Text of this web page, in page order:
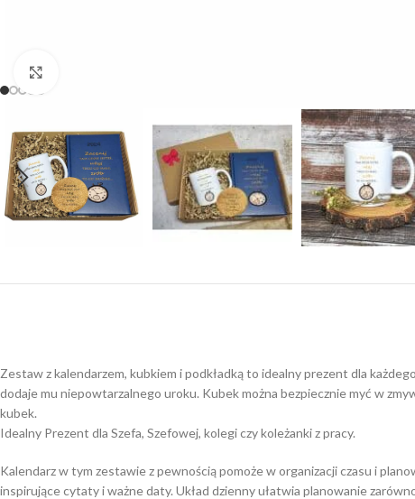
Zestaw z kalendarzem, kubkiem i podkładką to idealny prezent dla
dodaje mu niepowtarzalnego uroku. Kubek można bezpiecznie myć w
kubek.
Idealny Prezent dla Szefa, Szefowej, kolegi czy koleżanki z pracy.
Kalendarz w tym zestawie z pewnością pomoże w organizacji czasu i
inspirujące cytaty i ważne daty. Układ dzienny ułatwia planowanie